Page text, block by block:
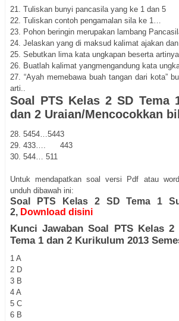
21. Tuliskan bunyi pancasila yang ke 1 dan 5
22. Tuliskan contoh pengamalan sila ke 1…
23. Pohon beringin merupakan lambang
24. Jelaskan yang di maksud kalimat ajakan
25. Sebutkan lima kata ungkapan beserta
26. Buatlah kalimat yangmengandung kata
27. “Ayah memebawa buah tangan dari kota”
arti..
Soal PTS Kelas 2 SD Tema
dan 2 Uraian/Mencocokkan
28. 5454…5443
29. 433…. 443
30. 544… 511
Untuk mendapatkan soal versi Pdf atau
unduh dibawah ini:
Soal PTS Kelas 2 SD Tema 1
2, Download disini
Kunci Jawaban Soal PTS Kelas 2
Tema 1 dan 2 Kurikulum 2013
1 A
2 D
3 B
4 A
5 C
6 B